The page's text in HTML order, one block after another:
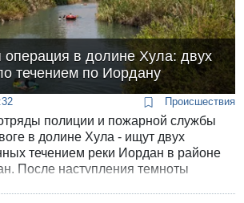
операция в долине Хула: двух
течением по Иордану
Происшествия
полиции и пожарной службы
в долине Хула - ищут двух
течением реки Иордан в районе
После наступления темноты